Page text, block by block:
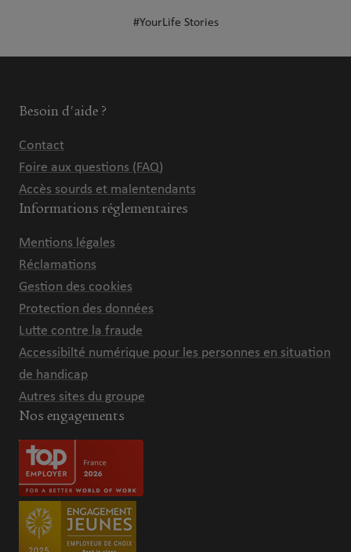
#YourLife Stories
Besoin d'aide ?
Contact
Foire aux questions (FAQ)
Accès sourds et malentendants
Informations réglementaires
Mentions légales
Réclamations
Gestion des cookies
Protection des données
Lutte contre la fraude
Accessibilté numérique pour les personnes en situation
de handicap
Autres sites du groupe
Nos engagements